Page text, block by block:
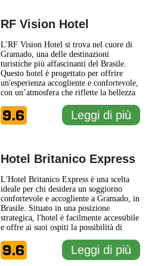
RF Vision Hotel
L'RF Vision Hotel si trova nel cuore di
Gramado, una delle destinazioni
turistiche più affascinanti del Brasile.
Questo hotel è progettato per offrire
un'esperienza accogliente e confortevole,
con un’atmosfera che riflette la bellezza
Gli ospiti possono vivere un soggiorno
all'insegna del relax, grazie alle camere
9.6 Leggi di più
Hotel Britanico Express
L'Hotel Britanico Express è una scelta
ideale per chi desidera un soggiorno
confortevole e accogliente a Gramado, in
Brasile. Situato in una posizione
strategica, l'hotel è facilmente accessibile
e offre ai suoi ospiti la possibilità di
struttura è caratterizzata da un design
semplice e moderno, che riflette
9.6 Leggi di più